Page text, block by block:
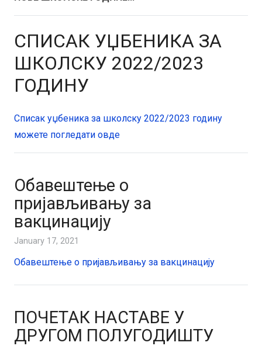
СПИСАК УЏБЕНИКА ЗА
ШКОЛСКУ 2022/2023
ГОДИНУ
Списак уџбеника за школску 2022/2023 годину
можете погледати овде
Обавештење о
пријављивању за
вакцинацију
January 17, 2021
Обавештење о пријављивању за вакцинацију
ПОЧЕТАК НАСТАВЕ У
ДРУГОМ ПОЛУГОДИШТУ